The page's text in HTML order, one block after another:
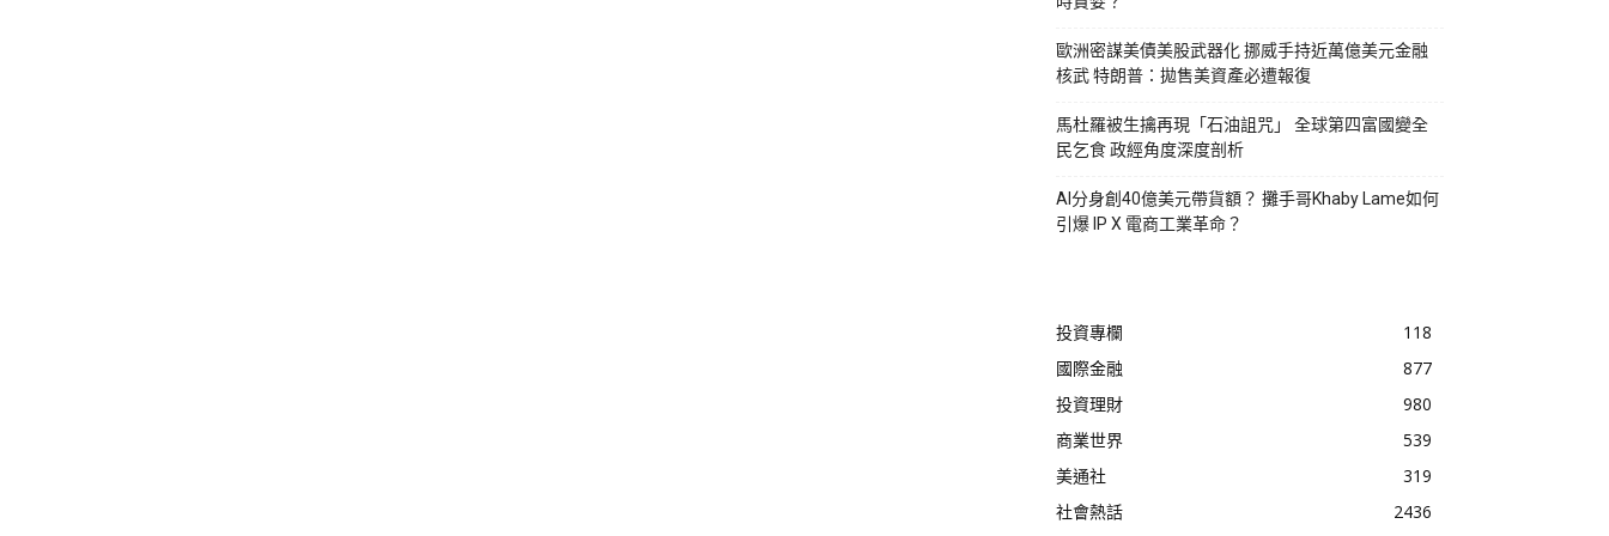
歐洲密謀美債美股武器化 挪威手持近萬億美元金融
核武 特朗普：拋售美資產必遭報復
馬杜羅被生擒再現「石油詛咒」 全球第四富國變全
民乞食 政經角度深度剖析
AI分身創40億美元帶貨額？ 攤手哥Khaby Lame如何
引爆 IP X 電商工業革命？
投資專欄
118
國際金融
877
投資理財
980
商業世界
539
美通社
319
社會熱話
2436